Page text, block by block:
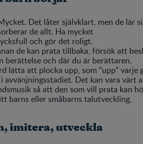
Det låter självklart, men de lär
de allt. Ha mycket
och gör det roligt.
de kan prata tillbaka, försök att
berättelse och där du är berättaren.
lätta att plocka upp, som ”upp” varje
i avvänjningsstadiet. Det kan vara värt
så att den som vill prata kan
barns eller småbarns talutveckling,
imitera, utveckla